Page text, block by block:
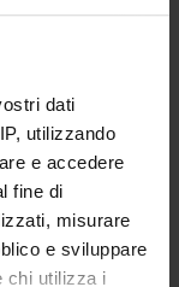
dati
utilizzando
e accedere
fine di
misurare
e sviluppare
chi utilizza i